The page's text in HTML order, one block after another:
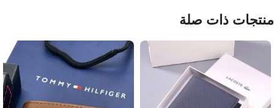
منتجات ذات صلة